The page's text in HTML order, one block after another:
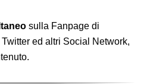
sulla Fanpage di
ed altri Social Network,